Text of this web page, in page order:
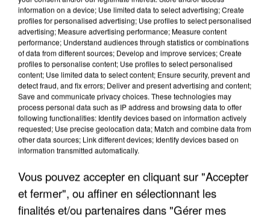
APRÈS TOUTES CES CANICULES, LES REFUGES
information on a device; Use limited data to select advertising; Create
profiles for personalised advertising; Use profiles to select personalised
advertising; Measure advertising performance; Measure content
performance; Understand audiences through statistics or combinations
of data from different sources; Develop and improve services; Create
profiles to personalise content; Use profiles to select personalised
content; Use limited data to select content; Ensure security, prevent and
detect fraud, and fix errors; Deliver and present advertising and content;
Save and communicate privacy choices. These technologies may
process personal data such as IP address and browsing data to offer
following functionalities: Identify devices based on information actively
requested; Use precise geolocation data; Match and combine data from
other data sources; Link different devices; Identify devices based on
information transmitted automatically.
Vous pouvez accepter en cliquant sur "Accepter
et fermer", ou affiner en sélectionnant les
finalités et/ou partenaires dans "Gérer mes